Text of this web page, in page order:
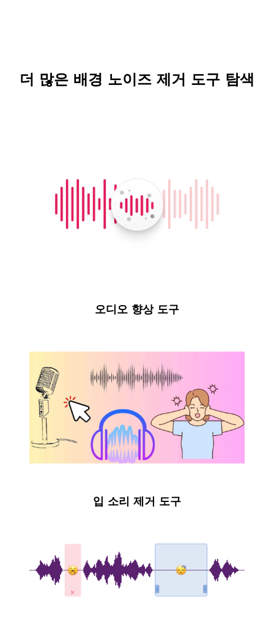
더 많은 배경 노이즈 제거 도구 탐색
오디오 향상 도구
입 소리 제거 도구